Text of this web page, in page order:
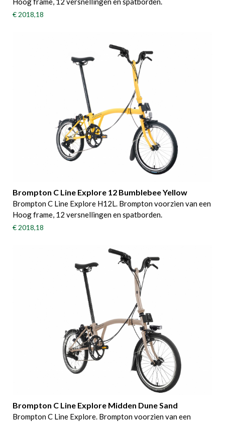
€ 2018,18
Brompton C Line Explore 12 Bumblebee Yellow
Brompton C Line Explore H12L. Brompton voorzien van een
Hoog frame, 12 versnellingen en spatborden.
€ 2018,18
Brompton C Line Explore Midden Dune Sand
Brompton C Line Explore. Brompton voorzien van een